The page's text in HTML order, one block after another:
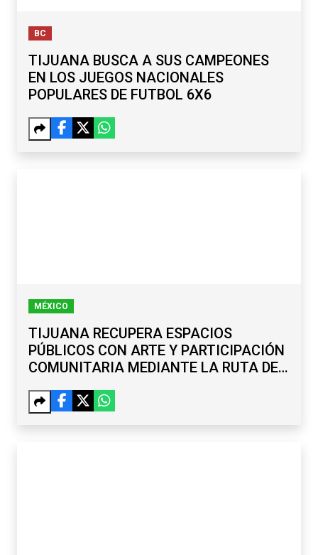
BC
TIJUANA BUSCA A SUS CAMPEONES
EN LOS JUEGOS NACIONALES
POPULARES DE FUTBOL 6X6
MÉXICO
TIJUANA RECUPERA ESPACIOS
PÚBLICOS CON ARTE Y PARTICIPACIÓN
COMUNITARIA MEDIANTE LA RUTA DE